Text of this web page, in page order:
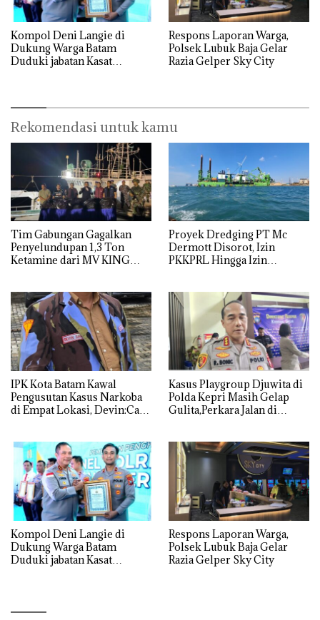
Kompol Deni Langie di
Dukung Warga Batam
Duduki jabatan Kasat
Respons Laporan Warga,
Polsek Lubuk Baja Gelar
Razia Gelper Sky City
Rekomendasi untuk kamu
Tim Gabungan Gagalkan
Penyelundupan 1,3 Ton
Ketamine dari MV KING
Proyek Dredging PT Mc
Dermott Disorot, Izin
PKKPRL Hingga Izin
IPK Kota Batam Kawal
Pengusutan Kasus Narkoba
di Empat Lokasi, Devin:Cari
Kasus Playgroup Djuwita di
Polda Kepri Masih Gelap
Gulita,Perkara Jalan di
Kompol Deni Langie di
Dukung Warga Batam
Duduki jabatan Kasat
Respons Laporan Warga,
Polsek Lubuk Baja Gelar
Razia Gelper Sky City